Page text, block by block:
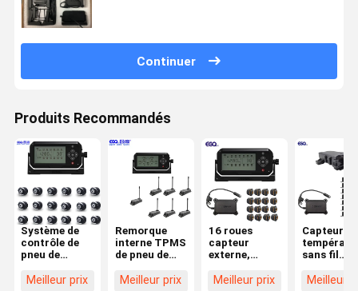
Continuer
Produits Recommandés
Système de
contrôle de
pneu de
contrôle
Meilleur prix
Remorque
interne TPMS
de pneu de
pour la
Meilleur prix
16 roues
capteur
externe,
système de
Meilleur prix
Capteur de
sans fil
Meilleur